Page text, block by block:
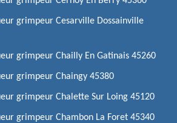
grimpeur Cesarville Dossainville
grimpeur Chailly En Gatinais 45260
grimpeur Chaingy 45380
grimpeur Chalette Sur Loing 45120
grimpeur Chambon La Foret 45340